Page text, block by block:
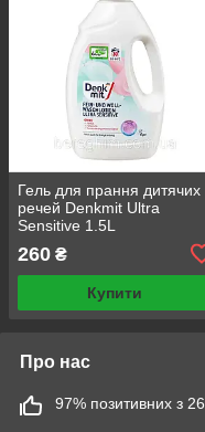
Гель для прання дитячих
речей Denkmit Ultra
Sensitive 1.5L
260 ₴
Купити
Про нас
97% позитивних з